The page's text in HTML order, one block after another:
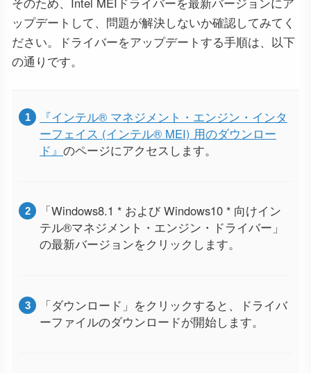
ップデートして、問題が解決しないか確認してみてく
ださい。ドライバーをアップデートする手順は、以下
の通りです。
『インテル® マネジメント・エンジン・インタ
ーフェイス (インテル® MEI) 用のダウンロー
ド』 のページにアクセスします。
「Windows8.1 * および Windows10 * 向けイン
テル®マネジメント・エンジン・ドライバー」
の最新バージョンをクリックします。
「ダウンロード」をクリックすると、ドライバ
ーファイルのダウンロードが開始します。